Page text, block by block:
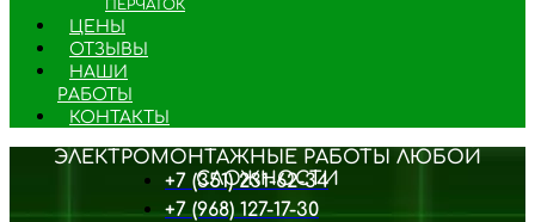
ПЕРЧАТОК
ЦЕНЫ
ОТЗЫВЫ
НАШИ
РАБОТЫ
КОНТАКТЫ
ЭЛЕКТРОМОНТАЖНЫЕ РАБОТЫ ЛЮБОЙ
СЛОЖНОСТИ
+7 (351) 231-62-34
+7 (968) 127-17-30